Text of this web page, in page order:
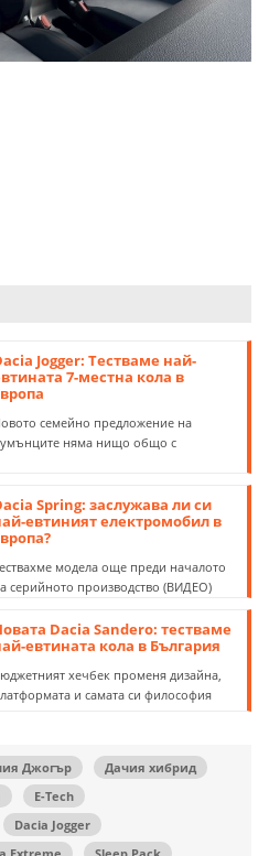
Jogger: Тестваме най-
7-местна кола в
семейно предложение на
няма нищо общо с
Spring: заслужава ли си
евтиният електромобил в
модела още преди началото
серийното производство (ВИДЕО)
Dacia Sandero: тестваме
евтината кола в България
хечбек променя дизайна,
и самата си философия
Джогър
Дачия хибрид
E-Tech
Dacia Jogger